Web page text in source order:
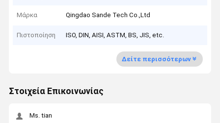
Μάρκα Qingdao Sande Tech Co.,Ltd
Πιστοποίηση ISO, DIN, AISI, ASTM, BS, JIS, etc.
Δείτε περισσότερων
Στοιχεία Επικοινωνίας
Ms. tian